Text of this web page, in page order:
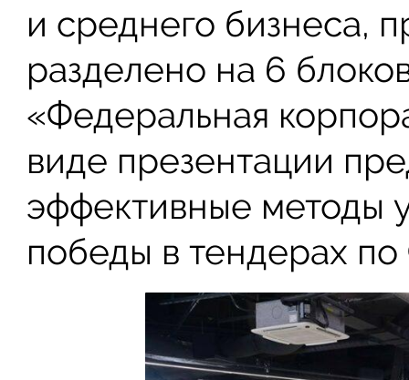
и среднего бизнеса,
разделено на 6
«Федеральная
виде презентации
эффективные методы
победы в тендерах по